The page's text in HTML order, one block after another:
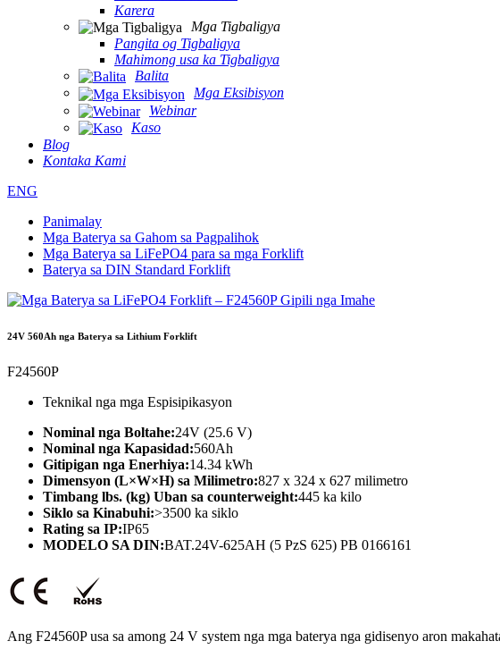
Karera
Mga Tigbaligya
Pangita og Tigbaligya
Mahimong usa ka Tigbaligya
Balita
Mga Eksibisyon
Webinar
Kaso
Blog
Kontaka Kami
ENG
Panimalay
Mga Baterya sa Gahom sa Pagpalihok
Mga Baterya sa LiFePO4 para sa mga Forklift
Baterya sa DIN Standard Forklift
24V 560Ah nga Baterya sa Lithium Forklift
F24560P
Teknikal nga mga Espisipikasyon
Nominal nga Boltahe:24V (25.6 V)
Nominal nga Kapasidad:560Ah
Gitipigan nga Enerhiya:14.34 kWh
Dimensyon (L×W×H) sa Milimetro:827 x 324 x 627 milimetro
Timbang lbs. (kg) Uban sa counterweight:445 ka kilo
Siklo sa Kinabuhi:>3500 ka siklo
Rating sa IP:IP65
MODELO SA DIN:BAT.24V-625AH (5 PzS 625) PB 0166161
Ang F24560P usa sa among 24 V system nga mga baterya nga gidisenyo aron